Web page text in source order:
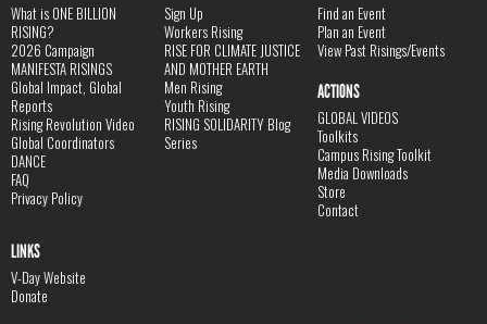
What is ONE BILLION
RISING?
2026 Campaign
MANIFESTA RISINGS
Global Impact, Global
Reports
Rising Revolution Video
Global Coordinators
DANCE
FAQ
Privacy Policy
Sign Up
Workers Rising
RISE FOR CLIMATE JUSTICE
AND MOTHER EARTH
Men Rising
Youth Rising
RISING SOLIDARITY Blog
Series
Find an Event
Plan an Event
View Past Risings/Events
ACTIONS
GLOBAL VIDEOS
Toolkits
Campus Rising Toolkit
Media Downloads
Store
Contact
LINKS
V-Day Website
Donate